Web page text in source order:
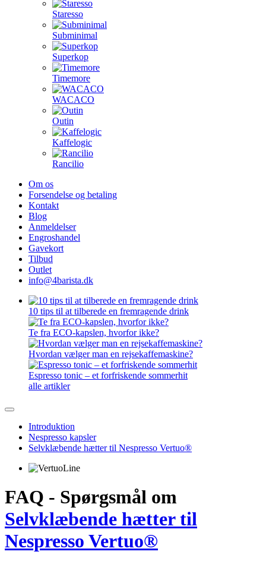
Staresso
Subminimal
Superkop
Timemore
WACACO
Outin
Kaffelogic
Rancilio
Om os
Forsendelse og betaling
Kontakt
Blog
Anmeldelser
Engroshandel
Gavekort
Tilbud
Outlet
info@4barista.dk
10 tips til at tilberede en fremragende drink
Te fra ECO-kapslen, hvorfor ikke?
Hvordan vælger man en rejsekaffemaskine?
Espresso tonic – et forfriskende sommerhit
alle artikler
Introduktion
Nespresso kapsler
Selvklæbende hætter til Nespresso Vertuo®
FAQ - Spørgsmål om
Selvklæbende hætter til
Nespresso Vertuo®